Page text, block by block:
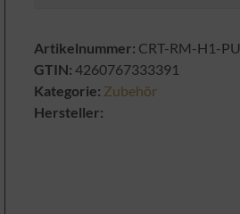
Artikelnummer: CRT-RM-H1-PU
GTIN: 4260767333391
Kategorie: Zubehör
Hersteller: